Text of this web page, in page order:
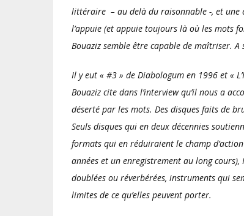
littéraire – au delà du raisonnable -, et une
l’appuie (et appuie toujours là où les mots
Bouaziz semble être capable de maîtriser.
Il y eut « #3 » de Diabologum en 1996 et «
Bouaziz cite dans l’interview qu’il nous a
déserté par les mots. Des disques faits de
Seuls disques qui en deux décennies
formats qui en réduiraient le champ d’action
années et un enregistrement au long
doublées ou réverbérées, instruments qui
limites de ce qu’elles peuvent porter.